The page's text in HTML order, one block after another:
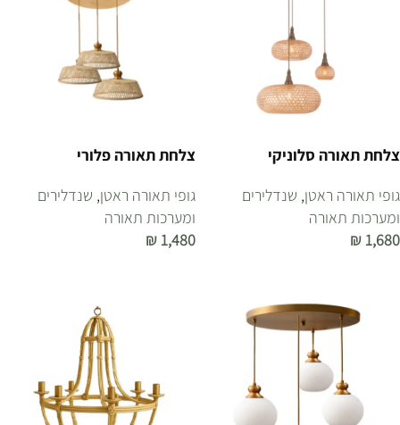
צלחת תאורה סלוניקי
גופי תאורה ראטן, שנדלירים
ומערכות תאורה
₪ 1,680
צלחת תאורה פלורי
גופי תאורה ראטן, שנדלירים
ומערכות תאורה
₪ 1,480